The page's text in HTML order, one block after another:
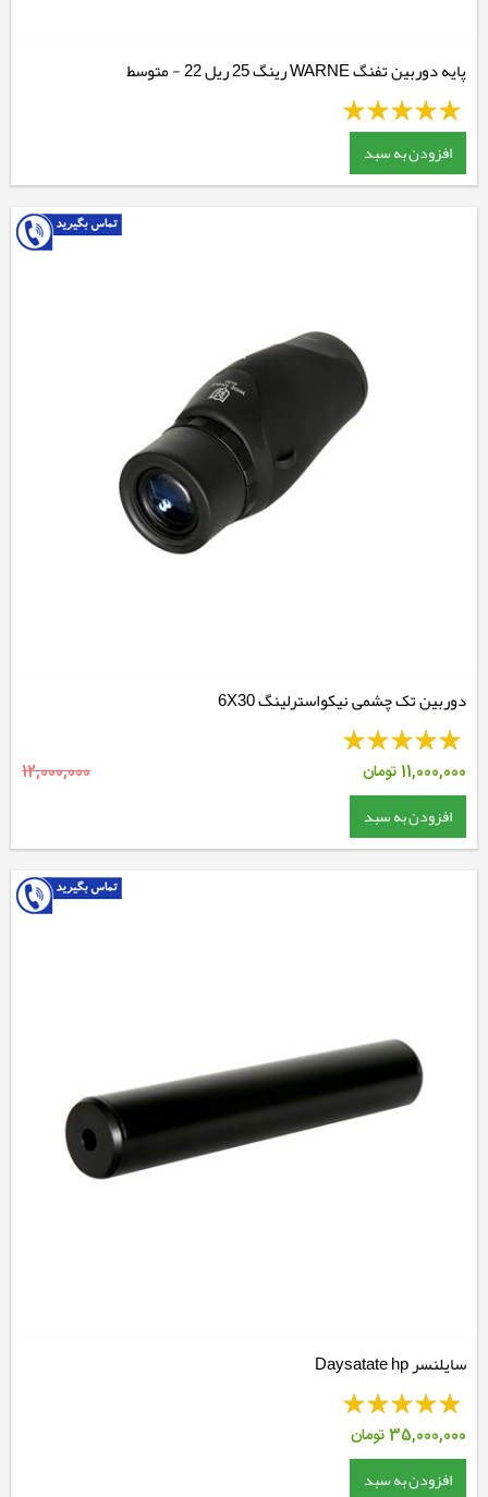
پایه دوربین تفنگ WARNE رینگ 25 ریل 22 - متوسط
افزودن به سبد
دوربین تک چشمی نیکواسترلینگ 6X30
11,000,000 تومان 12,000,000
افزودن به سبد
سایلنسر Daysatate hp
35,000,000تومان
افزودن به سبد